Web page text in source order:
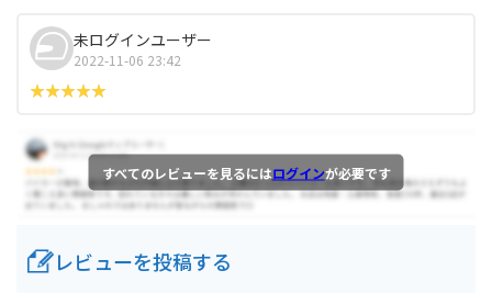
未ログインユーザー
2022-11-06 23:42
すべてのレビューを見るにはログインが必要です
レビューを投稿する